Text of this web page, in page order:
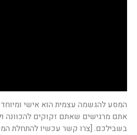
המסע להגשמה עצמית הוא אישי
אתם מרגישים שאתם זקוקים להכוונה
בשבילכם. [צרו קשר עכשיו להתחלת